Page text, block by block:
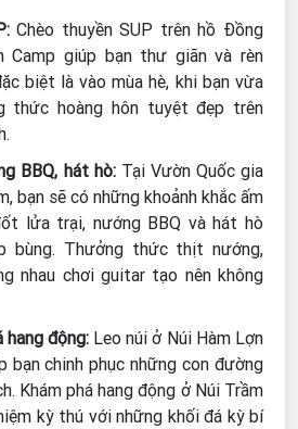
Chèo thuyền SUP trên hồ Đồng
Camp giúp bạn thư giãn và rèn
biệt là vào mùa hè, khi bạn vừa
thức hoàng hôn tuyệt đẹp trên
BBQ, hát hò:Tại Vườn Quốc gia
bạn sẽ có những khoảnh khắc ấm
lửa trại, nướng BBQ và hát hò
bùng. Thưởng thức thịt nướng,
nhau chơi guitar tạo nên không
hang động:Leo núi ở Núi Hàm Lợn
bạn chinh phục những con đường
Khám phá hang động ở Núi Trầm
kỳ thú với những khối đá kỳ bí